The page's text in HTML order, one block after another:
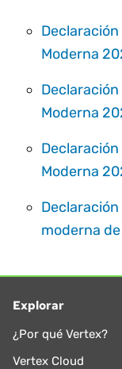
Moderna
Moderna
Moderna
moderna
Explorar
¿Por qué Vertex?
Vertex Cloud